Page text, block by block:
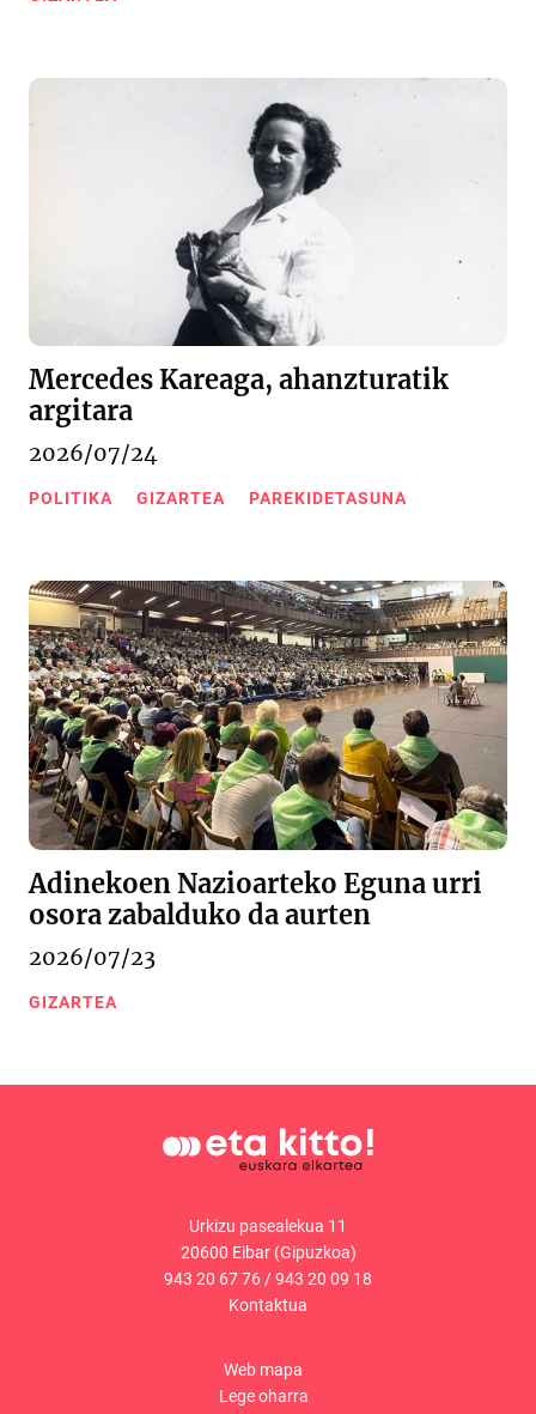
Mercedes Kareaga, ahanzturatik
argitara
2026/07/24
POLITIKA GIZARTEA PAREKIDETASUNA
Adinekoen Nazioarteko Eguna urri
osora zabalduko da aurten
2026/07/23
GIZARTEA
Urkizu pasealekua 11
20600 Eibar (Gipuzkoa)
943 20 67 76 /943 20 09 18
Kontaktua
Web mapa
Lege oharra